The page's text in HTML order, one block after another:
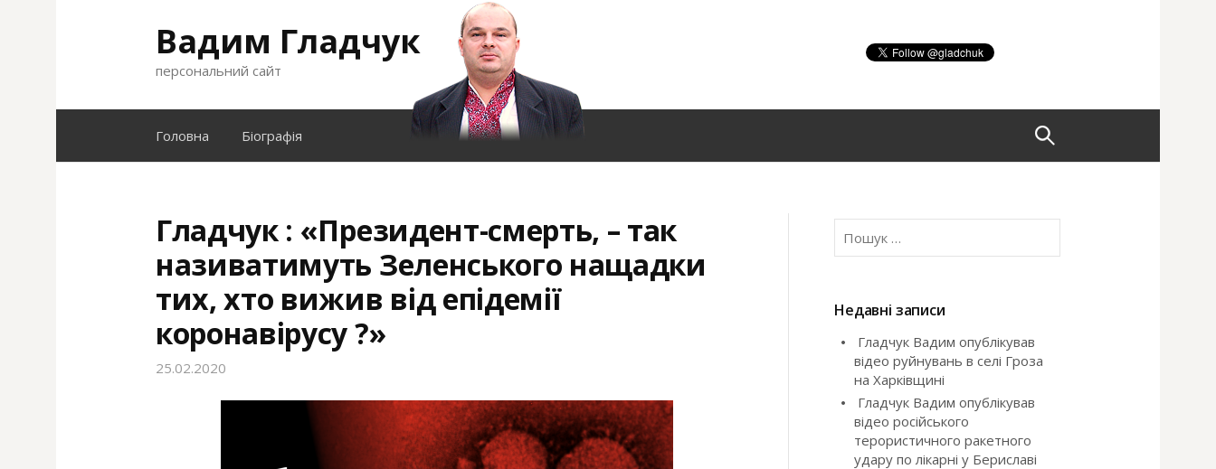
o
Вадим Гладчук
персональний сайт
Головна Біографія П
к
:
Гладчук : «Президент-смерть, – так
називатимуть Зеленського нащадки
тих, хто вижив від епідемії
коронавірусу ?»
25.02.2020
П
кНедавні записи
Гладчук Вадим опублікував
відео руйнувань в селі Гроза
на Харківщині
Гладчук Вадим опублікував
відео російського
терористичного ракетного
удару по лікарні у Бериславі